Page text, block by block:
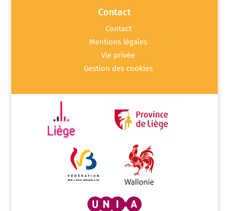
Contact
Contact
Mentions légales
Vie privée
Gestion des cookies